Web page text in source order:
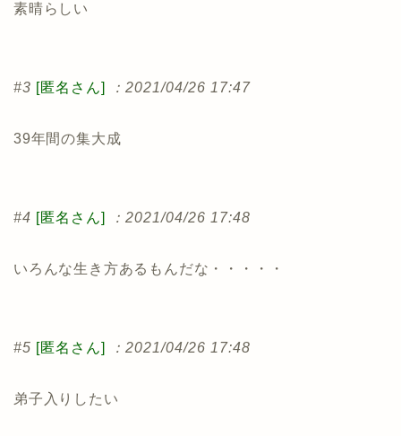
素晴らしい
#3 [匿名さん] ：2021/04/26 17:47
39年間の集大成
#4 [匿名さん] ：2021/04/26 17:48
いろんな生き方あるもんだな・・・・・
#5 [匿名さん] ：2021/04/26 17:48
弟子入りしたい